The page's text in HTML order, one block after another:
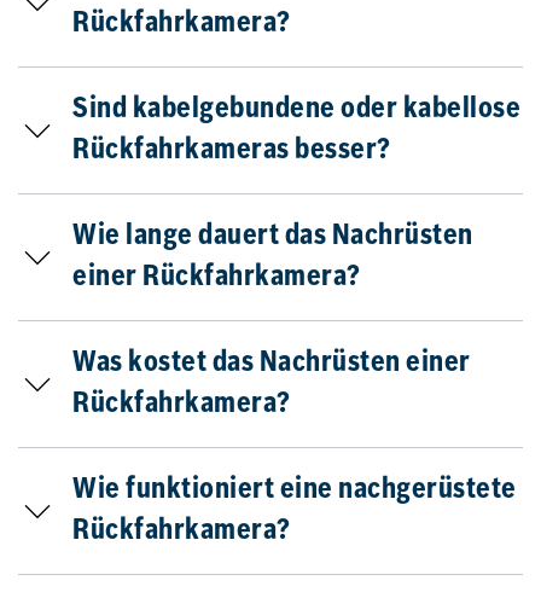
Rückfahrkamera?
Sind kabelgebundene oder kabellose
Rückfahrkameras besser?
Wie lange dauert das Nachrüsten
einer Rückfahrkamera?
Was kostet das Nachrüsten einer
Rückfahrkamera?
Wie funktioniert eine nachgerüstete
Rückfahrkamera?